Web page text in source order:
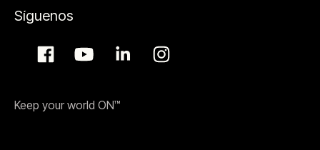
Síguenos
Keep your world ON™